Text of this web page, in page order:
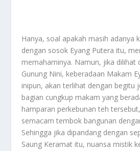
Hanya, soal apakah masih adanya
dengan sosok Eyang Putera itu,
memahaminya. Namun, jika dilihat
Gunung Nini, keberadaan Makam
inipun, akan terlihat dengan begitu
bagian cungkup makam yang
hamparan perkebunan teh
semacam tembok bangunan
Sehingga jika dipandang dengan
Saung Keramat itu, nuansa mistik